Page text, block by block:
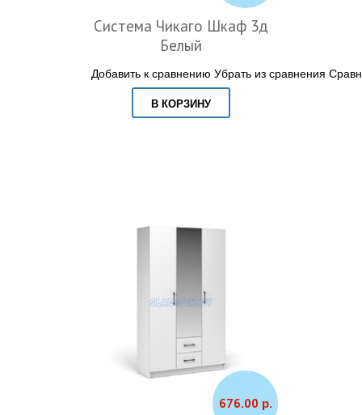
Система Чикаго Шкаф 3д
Белый
Добавить к сравнению Убрать из сравнения
В КОРЗИНУ
676.00 р.